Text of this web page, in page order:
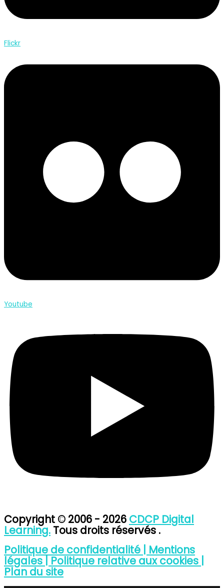
Flickr
Youtube
Copyright © 2006 - 2026 CDCP Digital
Learning. Tous droits réservés .
Politique de confidentialité | Mentions
légales | Politique relative aux cookies |
Plan du site